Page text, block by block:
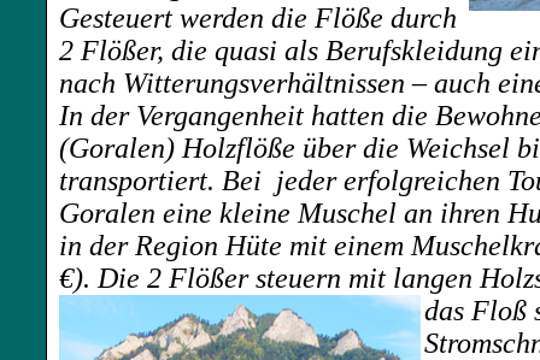
Gesteuert werden die Flöße durch
2 Flößer, die quasi als Berufskleidung
nach Witterungsverhältnissen – auch
In der Vergangenheit hatten die
(Goralen) Holzflöße über die Weichsel
transportiert. Bei jeder erfolgreichen
Goralen eine kleine Muschel an ihren
in der Region Hüte mit einem
€). Die 2 Flößer steuern mit langen
das Floß